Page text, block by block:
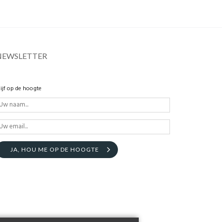
op de hoogte
JA, HOU ME OP DE HOOGTE